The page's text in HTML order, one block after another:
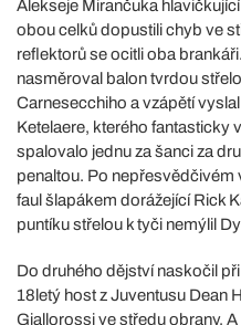
Alekseje Mirančuka
obou celků dopustili chyb ve
reflektorů se ocitli oba
nasměroval balon tvrdou
Carnesecchiho a vzápětí
Ketelaere, kterého fantasticky
spalovalo jednu za šanci za
penaltou. Po nepřesvědčivém
faul šlapákem dorážející Rick
puntíku střelou k tyči nemýlil
Do druhého dějství naskočil
18letý host z Juventusu Dean
Giallorossi ve středu obrany.